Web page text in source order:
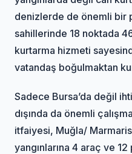
denizlerde de önemli bir
sahillerinde 18 noktada
kurtarma hizmeti
vatandaş boğulmaktan
Sadece Bursa’da değil
dışında da önemli
itfaiyesi, Muğla/
yangınlarına 4 araç ve